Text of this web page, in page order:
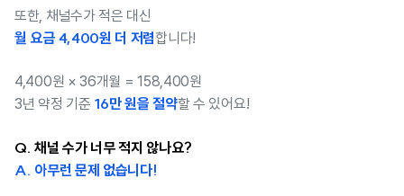
또한, 채널수가 적은 대신
월 요금 4,400원 더 저렴합니다!
4,400원 × 36개월 = 158,400원
3년 약정 기준 16만 원을 절약할 수 있어요!
Q. 채널 수가 너무 적지 않나요?
A. 아무런 문제 없습니다!